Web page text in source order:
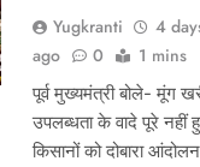
Yugkranti
4
ago
0 1 mins
पूर्व मुख्यमंत्री बोले- मूंग
उपलब्धता के वादे पूरे नहीं
किसानों को दोबारा